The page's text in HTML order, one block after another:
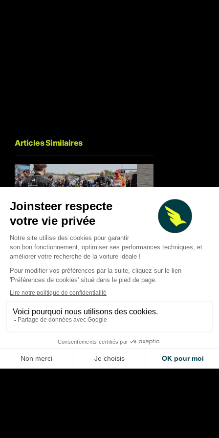
LA VOITURE DE VOS RÊVES
Articles Similaires
Mercedes anticipe des
pénalités moteur en F1 pour
Russell et Antonelli
Aug 10, 2026
Racing Bulls :
Barcelone 2024 qui
Aug 9, 2026